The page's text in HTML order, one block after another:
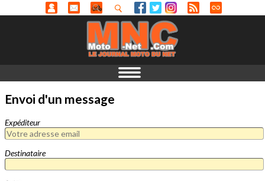
Envoi d'un message
Expéditeur
Destinataire